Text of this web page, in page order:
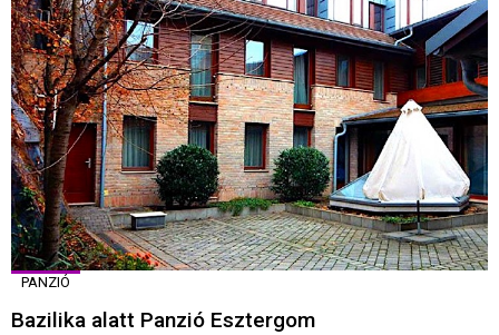
PANZIÓ
Bazilika alatt Panzió Esztergom